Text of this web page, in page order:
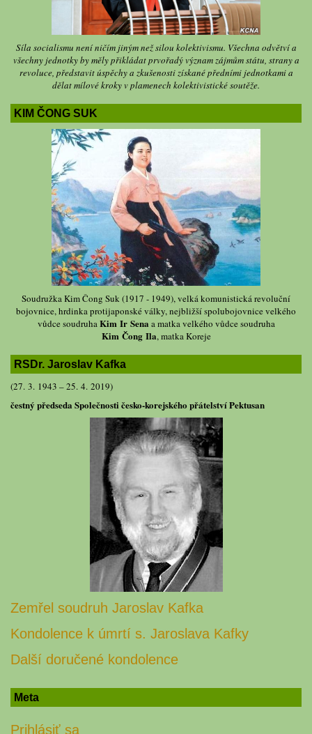
Síla socialismu není ničím jiným než silou kolektivismu. Všechna odvětví a
všechny jednotky by měly přikládat prvořadý význam zájmům státu, strany a
revoluce, představit úspěchy a zkušenosti získané předními jednotkami a
dělat mílové kroky v plamenech kolektivistické soutěže.
KIM ČONG SUK
Soudružka Kim Čong Suk (1917 - 1949), velká komunistická revoluční
bojovnice, hrdinka protijaponské války, nejbližší spolubojovnice velkého
vůdce soudruhaKim Ir Sena a matka velkého vůdce soudruha
Kim Čong Ila, matka Koreje
RSDr. Jaroslav Kafka
(27. 3. 1943 – 25. 4. 2019)
čestný předseda Společnosti česko-korejského přátelství Pektusan
Zemřel soudruh Jaroslav Kafka
Kondolence k úmrtí s. Jaroslava Kafky
Další doručené kondolence
Meta
Prihlásiť sa